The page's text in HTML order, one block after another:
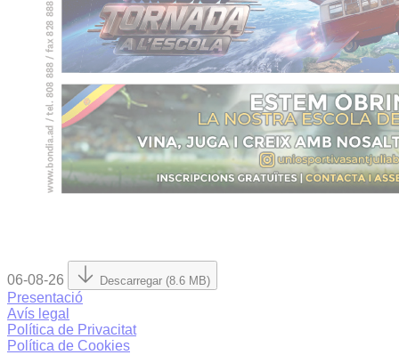
06-08-26 Descarregar (8.6 MB)
Presentació
Avís legal
Política de Privacitat
Política de Cookies